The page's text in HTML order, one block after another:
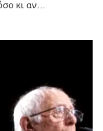
κι αν…